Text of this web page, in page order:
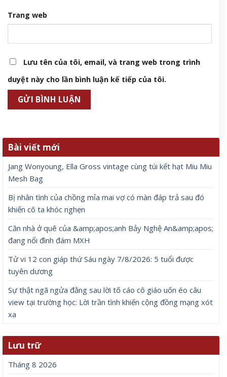
Trang web
Lưu tên của tôi, email, và trang web trong trình
duyệt này cho lần bình luận kế tiếp của tôi.
Bài viết mới
Jang Wonyoung, Ella Gross vintage cùng túi kết hạt Miu Miu
Mesh Bag
Bị nhân tình của chồng mỉa mai vợ có màn đáp trả sau đó
khiến cô ta khóc nghẹn
Căn nhà ở quê của &amp;apos;anh Bảy Nghệ An&amp;apos;
đang nổi đình đám MXH
Tử vi 12 con giáp thứ Sáu ngày 7/8/2026: 5 tuổi được
tuyên dương
Sự thật ngã ngửa đằng sau lời tố cáo cô giáo uốn éo câu
view tại trường học: Lời trần tình khiến cộng đồng mạng xót
xa
Lưu trữ
Tháng 8 2026